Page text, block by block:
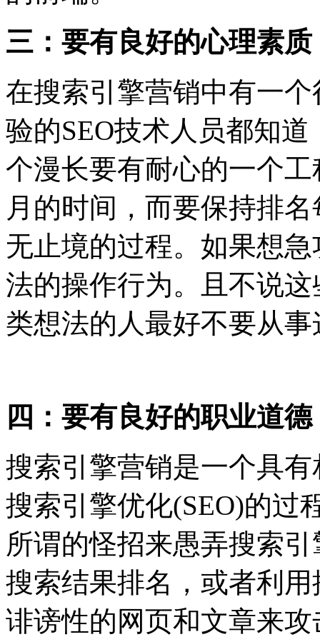
三：要有良好的心理素质
在搜索引擎营销中有一
验的SEO技术人员都知
个漫长要有耐心的一个
月的时间，而要保持排
无止境的过程。如果想
法的操作行为。且不说
类想法的人最好不要从
四：要有良好的职业道德
搜索引擎营销是一个具
搜索引擎优化(SEO)的过
所谓的怪招来愚弄搜索
搜索结果排名，或者利
诽谤性的网页和文章来